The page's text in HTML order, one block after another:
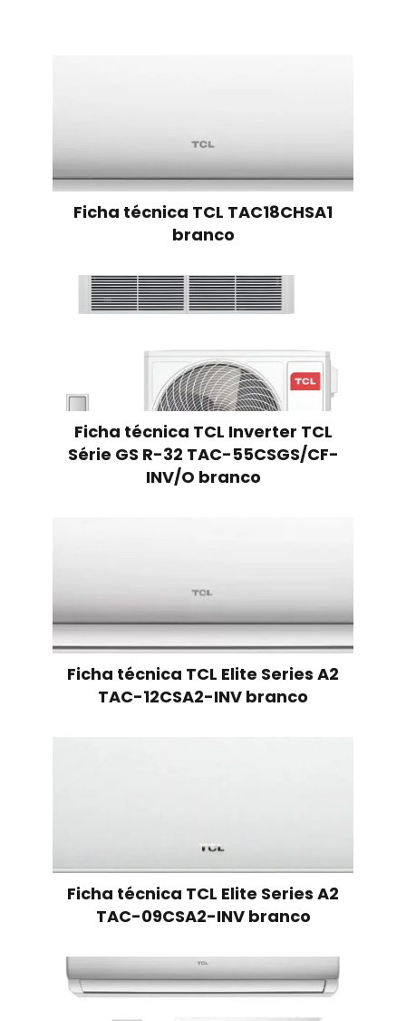
Ficha técnica TCL TAC18CHSA1
branco
Ficha técnica TCL Inverter TCL
Série GS R-32 TAC-55CSGS/CF-
INV/O branco
Ficha técnica TCL Elite Series A2
TAC-12CSA2-INV branco
Ficha técnica TCL Elite Series A2
TAC-09CSA2-INV branco